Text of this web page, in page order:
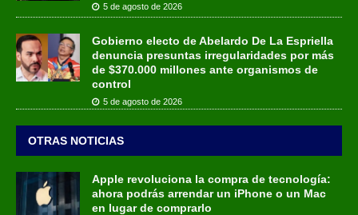
5 de agosto de 2026
Gobierno electo de Abelardo De La Espriella
denuncia presuntas irregularidades por más
de $370.000 millones ante organismos de
control
5 de agosto de 2026
OTRAS NOTICIAS
Apple revoluciona la compra de tecnología:
ahora podrás arrendar un iPhone o un Mac
en lugar de comprarlo